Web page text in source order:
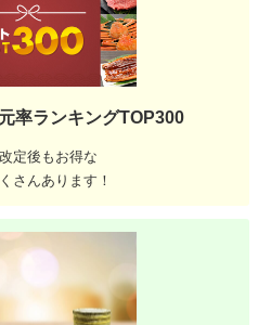
率ランキングTOP300
定後もお得な
さんあります！